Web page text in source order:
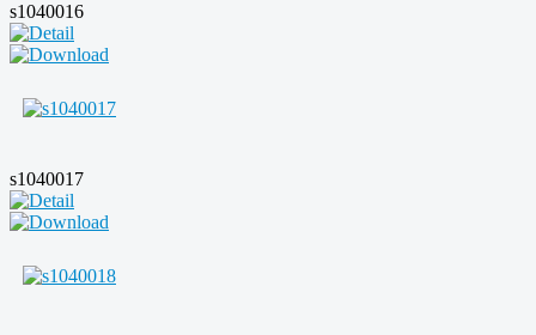
s1040016
s1040017